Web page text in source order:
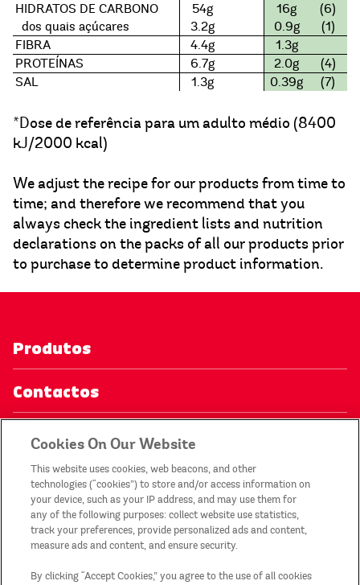
HIDRATOS DE CARBONO
54g 16g
(6)
dos quais açúcares
3.2g 0.9g
(1)
FIBRA
4.4g
1.3g
PROTEÍNAS
6.7g 2.0g
(4)
SAL
1.3g 0.39g (7)
*Dose de referência para um adulto médio (8400
kJ/2000 kcal)
We adjust the recipe for our products from time to
time; and therefore we recommend that you
always check the ingredient lists and nutrition
declarations on the packs of all our products prior
to purchase to determine product information.
Produtos
Contactos
Aviso de privacidade
A minha conta
Avisos legais
Termos e Condições das Promocões
Cookies On Our Website
This website uses cookies, web beacons, and other
technologies (“cookies”) to store and/or access information on
your device, such as your IP address, and may use them for
any of the following purposes: collect website use statistics,
track your preferences, provide personalized ads and content,
measure ads and content, and ensure security.
By clicking “Accept Cookies,” you agree to the use of all cookies